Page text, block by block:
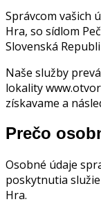
Správcom vašich
Hra, so sídlom
Slovenská
Naše služby
lokality
získavame a
Prečo
Osobné údaje
poskytnutia
Hra.